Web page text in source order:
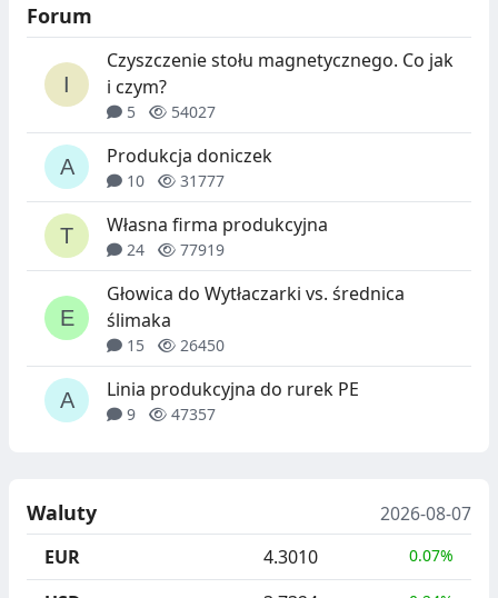
Forum
Czyszczenie stołu magnetycznego. Co jak
i czym?
5 54027
Produkcja doniczek
10 31777
Własna firma produkcyjna
24 77919
Głowica do Wytłaczarki vs. średnica
ślimaka
15 26450
Linia produkcyjna do rurek PE
9 47357
Waluty
2026-08-07
EUR
4.3010 0.07%